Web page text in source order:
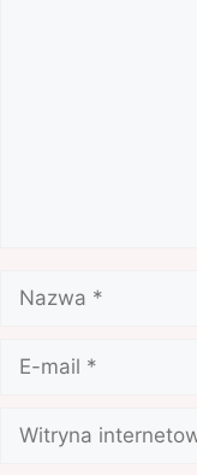
Nazwa
mail
Witryna
internetowa